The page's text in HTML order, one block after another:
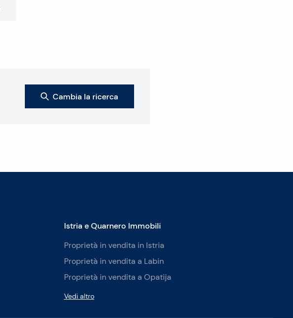
Cambia la ricerca
Istria e Quarnero Immobili
Proprietà in vendita in Istria
Proprietà in vendita a Labin
Proprietà in vendita a Opatija
Vedi altro